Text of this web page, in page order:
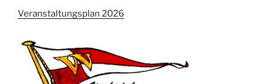
Veranstaltungsplan 2026